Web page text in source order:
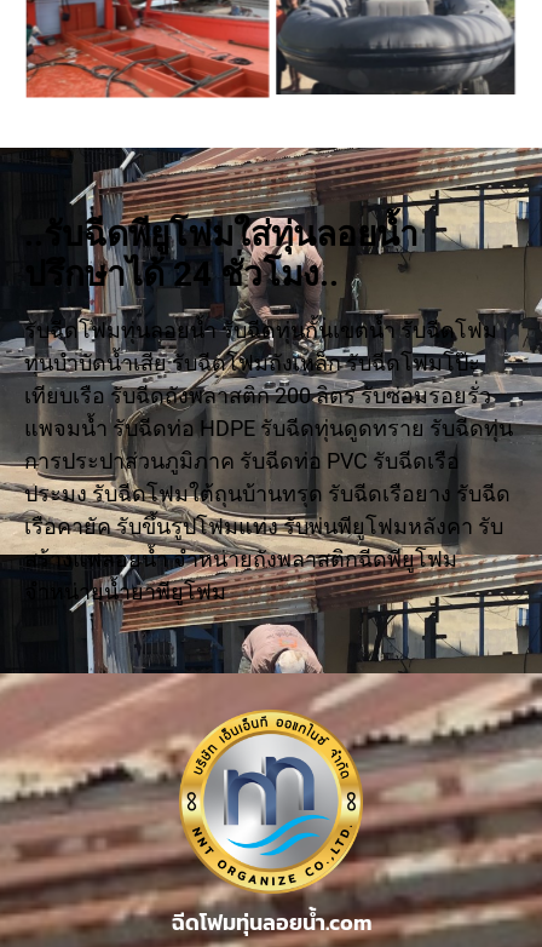
..รับฉีดพียูโฟมใส่ทุ่นลอยน้ำ
ปรึกษาได้ 24 ชั่วโมง..
รับฉีดโฟมทุ่นลอยน้ำ รับฉีดทุ่นกั้นเขตน้ำ รับฉีดโฟม
ทุ่นบำบัดน้ำเสีย รับฉีดโฟมถังเหล็ก รับฉีดโฟมโป๊ะ
เทียบเรือ รับฉีดถังพลาสติก 200 ลิตร รับซ่อมรอยรั่ว
แพจมน้ำ รับฉีดท่อ HDPE รับฉีดทุ่นดูดทราย รับฉีดทุ่น
การประปาส่วนภูมิภาค รับฉีดท่อ PVC รับฉีดเรือ
ประมง รับฉีดโฟมใต้ถุนบ้านทรุด รับฉีดเรือยาง รับฉีด
เรือคายัค รับขึ้นรูปโฟมแท่ง รับพ่นพียูโฟมหลังคา รับ
สร้างแพลอยน้ำ จำหน่ายถังพลาสติกฉีดพียูโฟม
จำหน่ายน้ำยาพียูโฟม
ฉีดโฟมทุ่นลอยน้ำ.com